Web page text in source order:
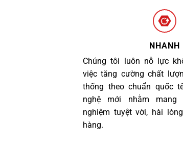
NHANH
Chúng tôi luôn nỗ lực
việc tăng cường chất
thống theo chuẩn quốc
nghệ mới nhằm mang
nghiệm tuyệt vời, hài
hàng.